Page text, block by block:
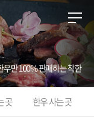
만 100% 판매하는 착한
곳 한우 사는 곳